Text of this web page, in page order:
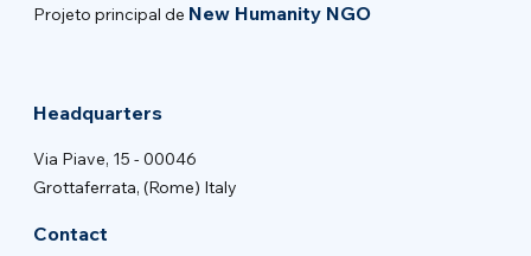
Projeto principal de New Humanity NGO
Headquarters
Via Piave, 15 - 00046
Grottaferrata, (Rome) Italy
Contact